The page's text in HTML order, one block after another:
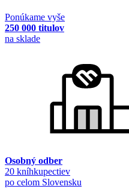
Ponúkame vyše
250 000 titulov
na sklade
Osobný odber
20 kníhkupectiev
po celom Slovensku